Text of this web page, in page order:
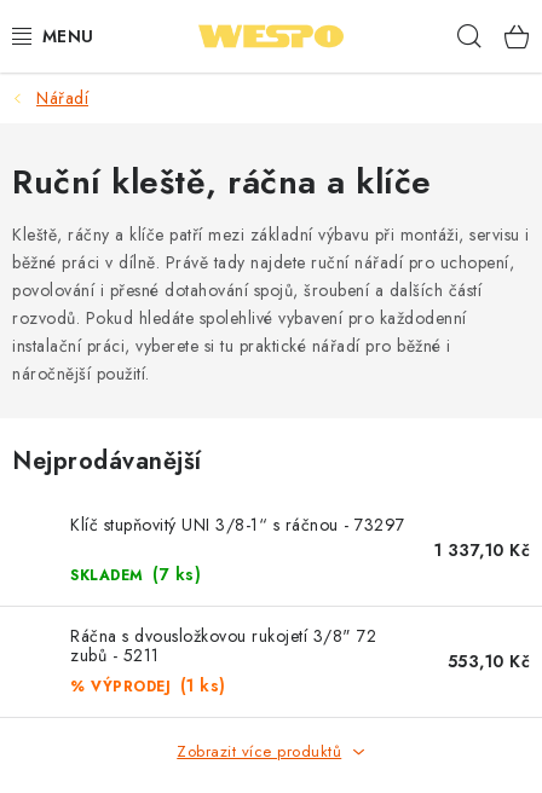
na
ARMATURY PRO TOPENÍ A VODU
TOPENÍ A OHŘEV VODY
TVAROVKY A TRUBKY
VODOINSTALACE
NÁŘADÍ
🏷️ VÝPRODEJ
🎁 ODMĚNY ZA BODY
🏆 WESPO BONUS
Nářadí
Ruční kleště, ráčna a klíče
Kleště, ráčny a klíče patří mezi základní výbavu při montáži, servisu i
běžné práci v dílně. Právě tady najdete ruční nářadí pro uchopení,
povolování i přesné dotahování spojů, šroubení a dalších částí
rozvodů. Pokud hledáte spolehlivé vybavení pro každodenní
instalační práci, vyberete si tu praktické nářadí pro běžné i
náročnější použití.
Nejprodávanější
Klíč stupňovitý UNI 3/8-1“ s ráčnou - 73297
SKLADEM (7 ks)
1 337,10 Kč
Ráčna s dvousložkovou rukojetí 3/8" 72
zubů - 5211
% VÝPRODEJ (1 ks)
553,10 Kč
Zobrazit více produktů